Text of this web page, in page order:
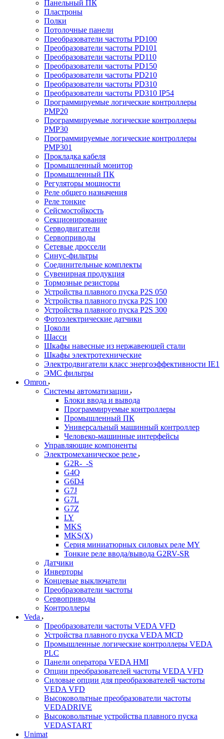
Панельный ПК
Пластроны
Полки
Потолочные панели
Преобразователи частоты PD100
Преобразователи частоты PD101
Преобразователи частоты PD110
Преобразователи частоты PD150
Преобразователи частоты PD210
Преобразователи частоты PD310
Преобразователи частоты PD310 IP54
Программируемые логические контроллеры
PMP20
Программируемые логические контроллеры
PMP30
Программируемые логические контроллеры
PMP301
Прокладка кабеля
Промышленный монитор
Промышленный ПК
Регуляторы мощности
Реле общего назначения
Реле тонкие
Сейсмостойкость
Секционирование
Серводвигатели
Сервоприводы
Сетевые дроссели
Синус-фильтры
Соединительные комплекты
Сувенирная продукция
Тормозные резисторы
Устройства плавного пуска P2S 050
Устройства плавного пуска P2S 100
Устройства плавного пуска P2S 300
Фотоэлектрические датчики
Цоколи
Шасси
Шкафы навесные из нержавеющей стали
Шкафы электротехнические
Электродвигатели класс энергоэффективности IE1
ЭМС фильтры
Omron
Системы автоматизации
Блоки ввода и вывода
Программируемые контроллеры
Промышленный ПК
Универсальный машинный контроллер
Человеко-машинные интерфейсы
Управляющие компоненты
Электромеханическое реле
G2R-_-S
G4Q
G6D4
G7J
G7L
G7Z
LY
MKS
MKS(X)
Серия миниатюрных силовых реле MY
Тонкие реле ввода/вывода G2RV-SR
Датчики
Инверторы
Концевые выключатели
Преобразователи частоты
Сервоприводы
Контроллеры
Veda
Преобразователи частоты VEDA VFD
Устройства плавного пуска VEDA MCD
Промышленные логические контроллеры VEDA
PLC
Панели оператора VEDA HMI
Опции преобразователей частоты VEDA VFD
Силовые опции для преобразователей частоты
VEDA VFD
Высоковольтные преобразователи частоты
VEDADRIVE
Высоковольтные устройства плавного пуска
VEDASTART
Unimat